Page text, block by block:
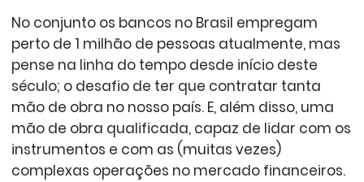
No conjunto os bancos no Brasil empregam
perto de 1 milhão de pessoas atualmente, mas
pense na linha do tempo desde início deste
século; o desafio de ter que contratar tanta
mão de obra no nosso país. E, além disso, uma
mão de obra qualificada, capaz de lidar com os
instrumentos e com as (muitas vezes)
complexas operações no mercado financeiros.